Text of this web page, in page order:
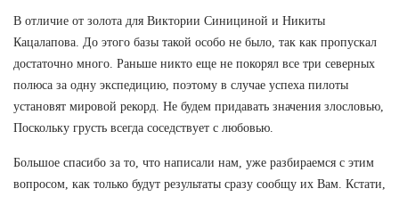
В отличие от золота для Виктории Синициной и Никиты
Кацалапова. До этого базы такой особо не было, так как пропускал
достаточно много. Раньше никто еще не покорял все три северных
полюса за одну экспедицию, поэтому в случае успеха пилоты
установят мировой рекорд. Не будем придавать значения злословью,
Поскольку грусть всегда соседствует с любовью.
Большое спасибо за то, что написали нам, уже разбираемся с этим
вопросом, как только будут результаты сразу сообщу их Вам. Кстати,